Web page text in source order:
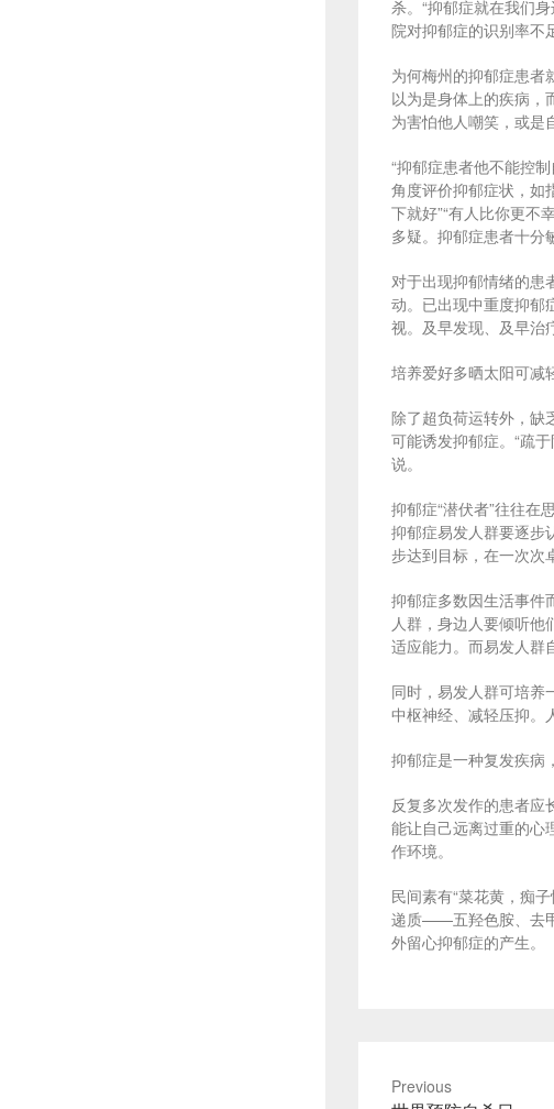
杀。“抑郁症就在我们
院对抑郁症的识别率不
为何梅州的抑郁症患者
以为是身体上的疾病，
为害怕他人嘲笑，或是
“抑郁症患者他不能控
角度评价抑郁症状，如
下就好”“有人比你更不
多疑。抑郁症患者十分
对于出现抑郁情绪的患
动。已出现中重度抑郁
视。及早发现、及早治
培养爱好多晒太阳可减
除了超负荷运转外，缺
可能诱发抑郁症。“疏
说。
抑郁症“潜伏者”往往在
抑郁症易发人群要逐步
步达到目标，在一次次
抑郁症多数因生活事件
人群，身边人要倾听
适应能力。而易发人群
同时，易发人群可培养
中枢神经、减轻压抑。
抑郁症是一种复发疾病
反复多次发作的患者应
能让自己远离过重的心
作环境。
民间素有“菜花黄，痴
递质——五羟色胺、去
外留心抑郁症的产生。
Previous